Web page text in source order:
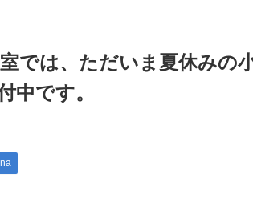
では、ただいま夏休みの
中です。